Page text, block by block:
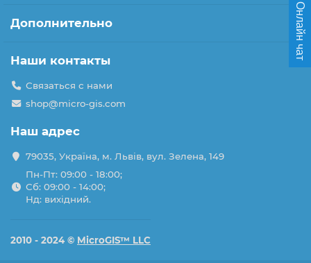
Дополнительно
Наши контакты
Связаться с нами
shop@micro-gis.com
Наш адрес
79035, Україна, м. Львів, вул. Зелена, 149
Пн-Пт: 09:00 - 18:00;
Сб: 09:00 - 14:00;
Нд: вихідний.
2010 - 2024 © MicroGIS™ LLC
Онлайн чат